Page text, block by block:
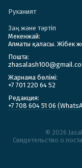
Руханият
Заң және тәртіп
Мекенжай:
Алматы қаласы. Жібек
Пошта:
Жарнама бөлімі:
+7 701 220 64 52
Редакция:
+7 708 604 51 06
© 2026
Cвидетельство о